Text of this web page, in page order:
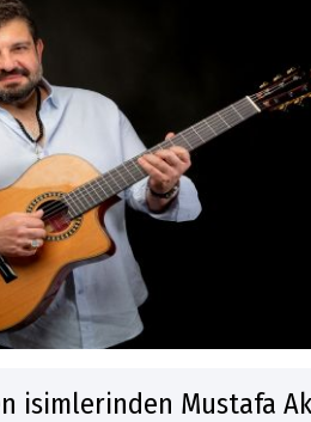
isimlerinden Mustafa